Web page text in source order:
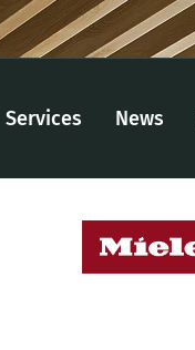
Services News